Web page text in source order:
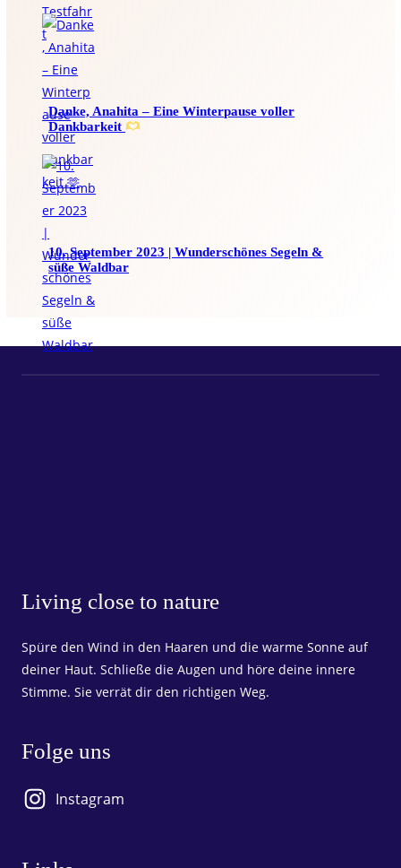
Danke, Anahita – Eine Winterpause voller
Dankbarkeit
10. September 2023 | Wunderschönes Segeln &
süße Waldbar
Living close to nature
Spüre den Wind in den Haaren und die warme Sonne auf
deiner Haut. Schließe die Augen und höre deine innere
Stimme. Sie verrät dir den richtigen Weg.
Folge uns
Instagram